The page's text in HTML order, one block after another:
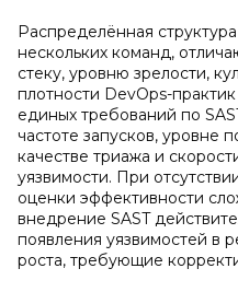
Распределённая
нескольких команд,
стеку, уровню зрелости,
плотности DevOps-
единых требований по
частоте запусков, уровне
качестве триажа и
уязвимости. При
оценки эффективности
внедрение SAST
появления уязвимостей в
роста, требующие